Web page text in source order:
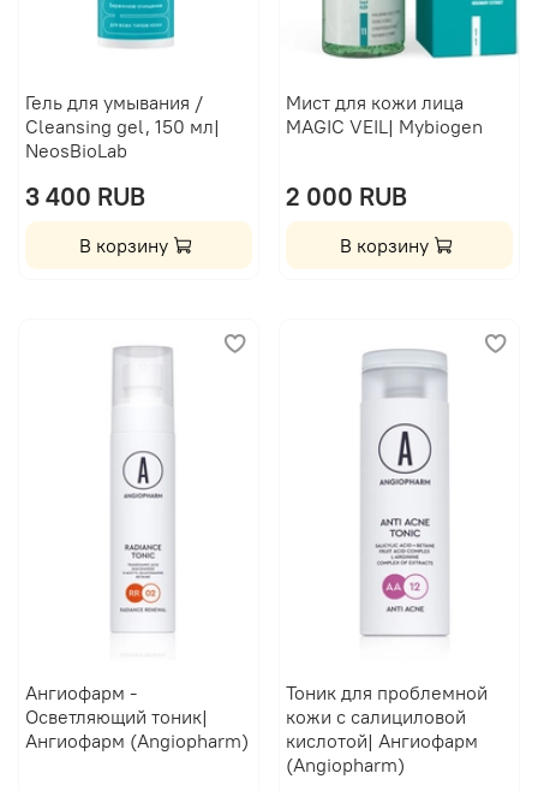
Гель для умывания /
Cleansing gel, 150 мл|
NeosBioLab
3 400 RUB
В корзину
Мист для кожи лица
MAGIC VEIL| Mybiogen
2 000 RUB
В корзину
Ангиофарм -
Осветляющий тоник|
Ангиофарм (Angiopharm)
Тоник для проблемной
кожи с салициловой
кислотой| Ангиофарм
(Angiopharm)